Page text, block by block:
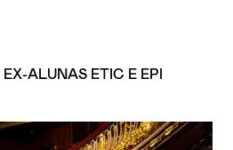
ALUNAS ETIC E EPI